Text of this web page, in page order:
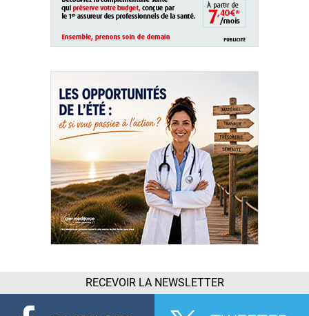
RECEVOIR LA NEWSLETTER